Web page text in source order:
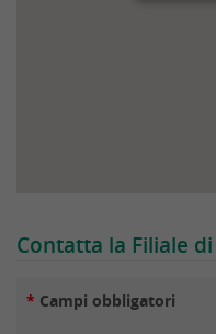
Contatta la Filiale
* Campi obbligatori